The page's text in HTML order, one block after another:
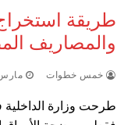
والمصاريف
خمس خطوات مارس 7,